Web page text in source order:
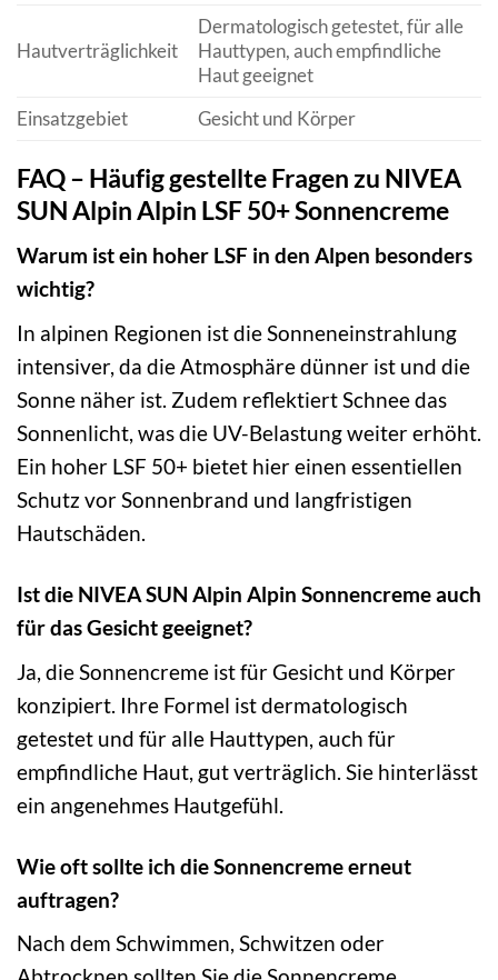
Hautverträglichkeit
Dermatologisch getestet, für alle
Hauttypen, auch empfindliche
Haut geeignet
Einsatzgebiet
Gesicht und Körper
FAQ – Häufig gestellte Fragen zu NIVEA
SUN Alpin Alpin LSF 50+ Sonnencreme
Warum ist ein hoher LSF in den Alpen besonders
wichtig?
In alpinen Regionen ist die Sonneneinstrahlung
intensiver, da die Atmosphäre dünner ist und die
Sonne näher ist. Zudem reflektiert Schnee das
Sonnenlicht, was die UV-Belastung weiter erhöht.
Ein hoher LSF 50+ bietet hier einen essentiellen
Schutz vor Sonnenbrand und langfristigen
Hautschäden.
Ist die NIVEA SUN Alpin Alpin Sonnencreme auch
für das Gesicht geeignet?
Ja, die Sonnencreme ist für Gesicht und Körper
konzipiert. Ihre Formel ist dermatologisch
getestet und für alle Hauttypen, auch für
empfindliche Haut, gut verträglich. Sie hinterlässt
ein angenehmes Hautgefühl.
Wie oft sollte ich die Sonnencreme erneut
auftragen?
Nach dem Schwimmen, Schwitzen oder